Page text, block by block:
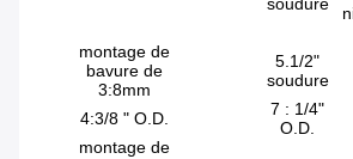
soudure
montage de
bavure de
3:8mm
5.1/2"
soudure
4:3/8 " O.D.
7 : 1/4"
O.D.
montage de